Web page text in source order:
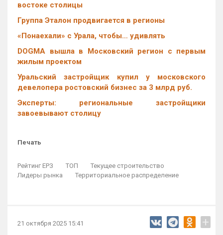
востоке столицы
Группа Эталон продвигается в регионы
«Понаехали» с Урала, чтобы… удивлять
DOGMA вышла в Московский регион с первым
жилым проектом
Уральский застройщик купил у московского
девелопера ростовский бизнес за 3 млрд руб.
Эксперты: региональные застройщики
завоевывают столицу
Печать
Рейтинг ЕРЗ ТОП
Текущее строительство
Лидеры рынка
Территориальное распределение
21 октября 2025 15:41 +